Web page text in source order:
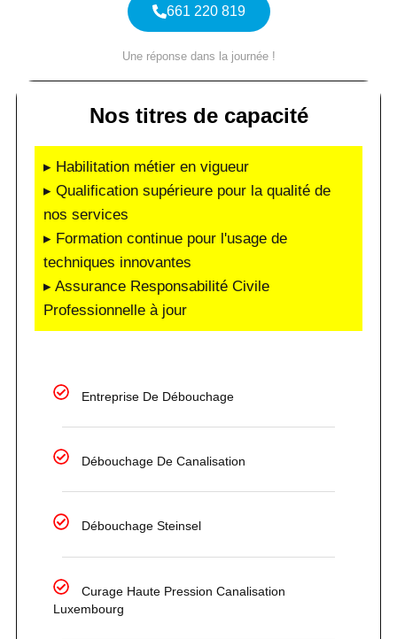
661 220 819
Une réponse dans la journée !
Nos titres de capacité
▸ Habilitation métier en vigueur
▸ Qualification supérieure pour la qualité de
nos services
▸ Formation continue pour l'usage de
techniques innovantes
▸ Assurance Responsabilité Civile
Professionnelle à jour
Entreprise De Débouchage
Débouchage De Canalisation
Débouchage Steinsel
Curage Haute Pression Canalisation
Luxembourg